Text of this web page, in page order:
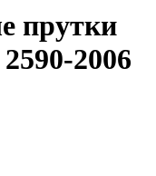
прутки
2006